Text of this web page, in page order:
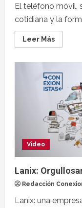
El teléfono móvil,
cotidiana y la
Leer Más
Video
Lanix:
Redacción
Lanix: una